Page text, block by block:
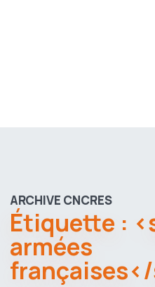
ARCHIVE CNCRES
Étiquette :
armées